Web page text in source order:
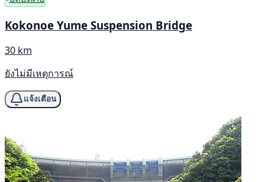
Kokonoe Yume Suspension Bridge
30 km
ยังไม่มีเหตุการณ์
แจ้งเตือน